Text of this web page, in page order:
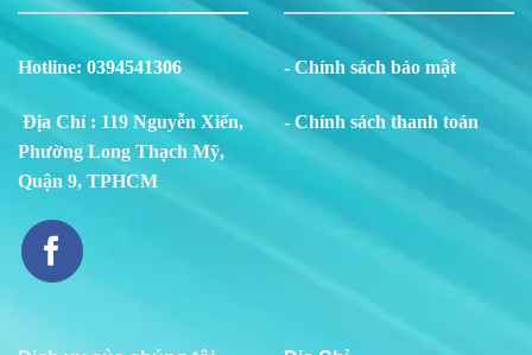
Hotline: 0394541306
Địa Chỉ : 119 Nguyễn Xiển,
Phường Long Thạch Mỹ,
Quận 9, TPHCM
- Chính sách bảo mật
- Chính sách thanh toán